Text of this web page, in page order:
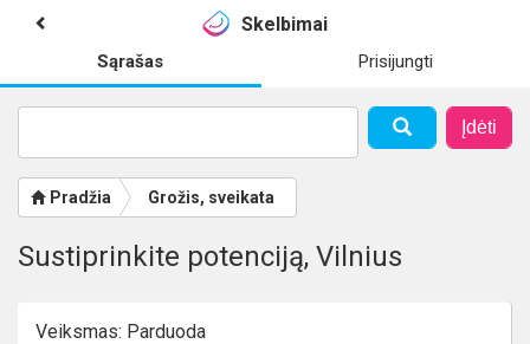
Skelbimai
Sąrašas Prisijungti
Įdėti
Pradžia Grožis, sveikata
Sustiprinkite potenciją, Vilnius
Veiksmas: Parduoda